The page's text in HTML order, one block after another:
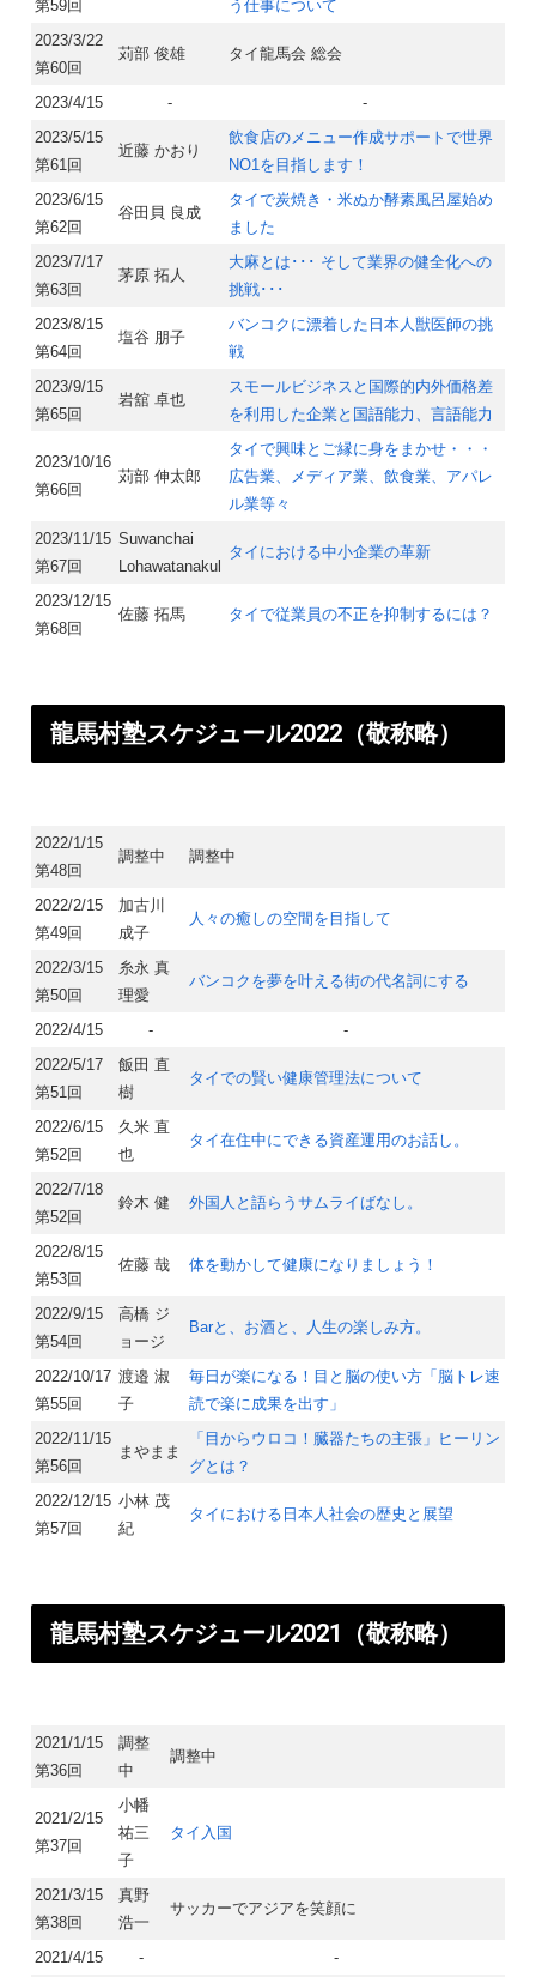
第59回
う仕事について
2023/3/22
第60回
苅部 俊雄 タイ龍馬会 総会
2023/4/15 -
-
2023/5/15
第61回
近藤 かおり
飲食店のメニュー作成サポートで世界
NO1を目指します！
2023/6/15
第62回
谷田貝 良成
タイで炭焼き・米ぬか酵素風呂屋始め
ました
2023/7/17
第63回
茅原 拓人
大麻とは･･･ そして業界の健全化への
挑戦･･･
2023/8/15
第64回
塩谷 朋子
バンコクに漂着した日本人獣医師の挑
戦
2023/9/15
第65回
岩舘 卓也
スモールビジネスと国際的内外価格差
を利用した企業と国語能力、言語能力
2023/10/16
第66回
苅部 伸太郎
タイで興味とご縁に身をまかせ・・・
広告業、メディア業、飲食業、アパレ
ル業等々
2023/11/15
第67回
Suwanchai
Lohawatanakul
タイにおける中小企業の革新
2023/12/15
第68回
佐藤 拓馬 タイで従業員の不正を抑制するには？
龍馬村塾スケジュール2022（敬称略）
2022/1/15
第48回
調整中 調整中
2022/2/15
第49回
加古川
成子
人々の癒しの空間を目指して
2022/3/15
第50回
糸永 真
理愛
バンコクを夢を叶える街の代名詞にする
2022/4/15 -
-
2022/5/17
第51回
飯田 直
樹
タイでの賢い健康管理法について
2022/6/15
第52回
久米 直
也
タイ在住中にできる資産運用のお話し。
2022/7/18
第52回
鈴木 健 外国人と語らうサムライばなし。
2022/8/15
第53回
佐藤 哉 体を動かして健康になりましょう！
2022/9/15
第54回
高橋 ジ
ョージ
Barと、お酒と、人生の楽しみ方。
2022/10/17
第55回
渡邉 淑
子
毎日が楽になる！目と脳の使い方「脳トレ速
読で楽に成果を出す」
2022/11/15
第56回
まやまま
「目からウロコ！臓器たちの主張」ヒーリン
グとは？
2022/12/15
第57回
小林 茂
紀
タイにおける日本人社会の歴史と展望
龍馬村塾スケジュール2021（敬称略）​
2021/1/15
第36回
調整
中
調整中
2021/2/15
第37回
小幡
祐三
子
タイ入国
2021/3/15
第38回
真野
浩一
サッカーでアジアを笑顔に
2021/4/15 - -